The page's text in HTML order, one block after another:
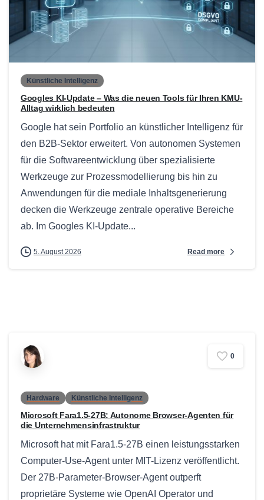
Künstliche Intelligenz
Googles KI-Update – Was die neuen Tools für Ihren KMU-
Alltag wirklich bedeuten
Google hat sein Portfolio an künstlicher Intelligenz für
den B2B-Sektor erweitert. Von autonomen Systemen
für die Softwareentwicklung über spezialisierte
Werkzeuge zur Prozessmodellierung bis hin zu
Anwendungen für die mediale Inhaltsgenerierung
decken die Werkzeuge zentrale operative Bereiche
ab. Im Googles KI-Update...
5. August 2026 Read more
0
Hardware Künstliche Intelligenz
Microsoft Fara1.5-27B: Autonome Browser-Agenten für
die Unternehmensinfrastruktur
Microsoft hat mit Fara1.5-27B einen leistungsstarken
Computer-Use-Agent unter MIT-Lizenz veröffentlicht.
Der 27B-Parameter-Browser-Agent outperft
proprietäre Systeme wie OpenAI Operator und